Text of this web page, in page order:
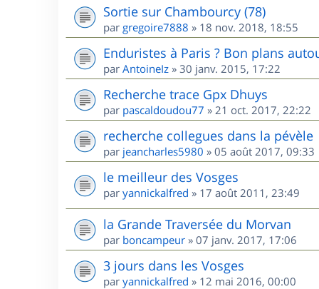
Sortie sur Chambourcy (78)
par gregoire7888 » 18 nov. 2018, 18:55
Enduristes à Paris ? Bon plans
par AntoineIz » 30 janv. 2015, 17:22
Recherche trace Gpx Dhuys
par pascaldoudou77 » 21 oct. 2017, 22:22
recherche collegues dans la pévèle
par jeancharles5980 » 05 août 2017, 09:33
le meilleur des Vosges
par yannickalfred » 17 août 2011, 23:49
la Grande Traversée du Morvan
par boncampeur » 07 janv. 2017, 17:06
3 jours dans les Vosges
par yannickalfred » 12 mai 2016, 00:00